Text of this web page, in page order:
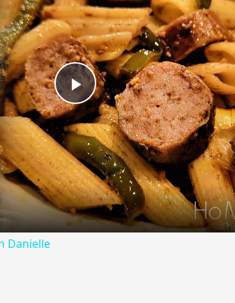
Play
Video
Danielle